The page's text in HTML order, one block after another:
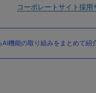
コーポレートサイト採用
機能の取り組みをまとめて紹